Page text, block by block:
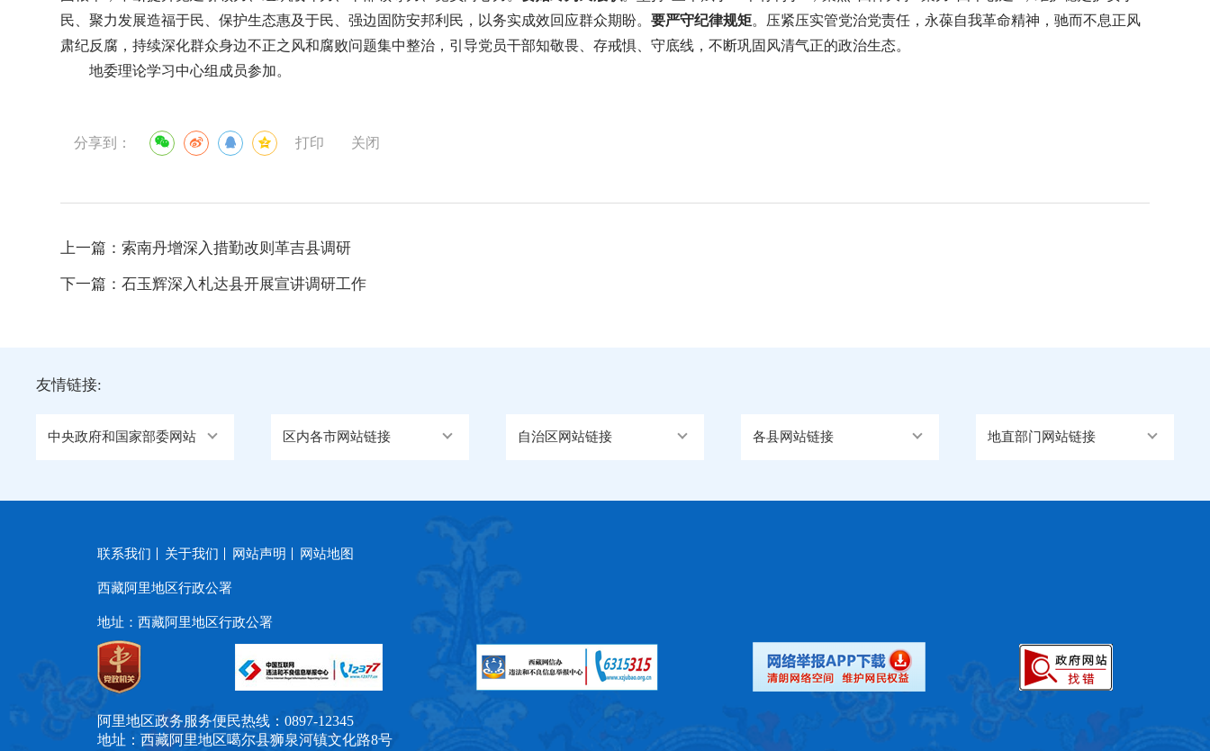
民、聚力发展造福于民、保护生态惠及于民、强边固防安邦利民，以务实成效回应群众期盼。要严守纪律规矩。压紧压实管党治党责任，永葆自我革命精神，驰而不息正风
肃纪反腐，持续深化群众身边不正之风和腐败问题集中整治，引导党员干部知敬畏、存戒惧、守底线，不断巩固风清气正的政治生态。
地委理论学习中心组成员参加。
分享到： 打印 关闭
上一篇：索南丹增深入措勤改则革吉县调研
下一篇：石玉辉深入札达县开展宣讲调研工作
友情链接:
中央政府和国家部委网站 区内各市网站链接 自治区网站链接 各县网站链接 地直部门网站链接
联系我们 关于我们 网站声明 网站地图
西藏阿里地区行政公署
地址：西藏阿里地区行政公署
阿里地区政务服务便民热线：0897-12345
地址：西藏阿里地区噶尔县狮泉河镇文化路8号